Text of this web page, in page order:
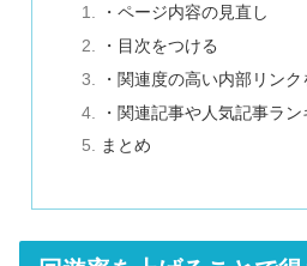
・ページ内容の見直し
・目次をつける
・関連度の高い内部リン
・関連記事や人気記事ラ
まとめ